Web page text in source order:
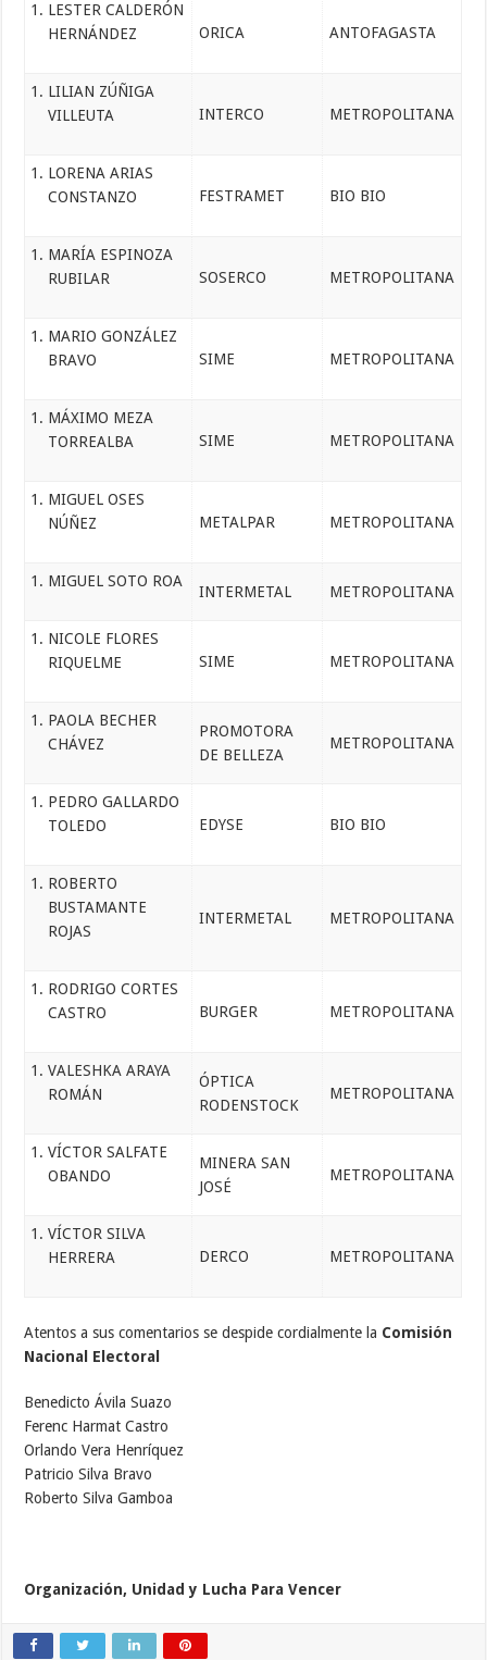
LESTER CALDERÓN
HERNÁNDEZ
ORICA ANTOFAGASTA
LILIAN ZÚÑIGA
VILLEUTA
INTERCO METROPOLITANA
LORENA ARIAS
CONSTANZO
FESTRAMET BIO BIO
MARÍA ESPINOZA
RUBILAR
SOSERCO METROPOLITANA
MARIO GONZÁLEZ
BRAVO
SIME METROPOLITANA
MÁXIMO MEZA
TORREALBA
SIME METROPOLITANA
MIGUEL OSES
NÚÑEZ
METALPAR METROPOLITANA
MIGUEL SOTO ROA
INTERMETAL METROPOLITANA
NICOLE FLORES
RIQUELME
SIME METROPOLITANA
PAOLA BECHER
CHÁVEZ
PROMOTORA
DE BELLEZA
METROPOLITANA
PEDRO GALLARDO
TOLEDO
EDYSE BIO BIO
ROBERTO
BUSTAMANTE
ROJAS
INTERMETAL METROPOLITANA
RODRIGO CORTES
CASTRO
BURGER METROPOLITANA
VALESHKA ARAYA
ROMÁN
ÓPTICA
RODENSTOCK
METROPOLITANA
VÍCTOR SALFATE
OBANDO
MINERA SAN
JOSÉ
METROPOLITANA
VÍCTOR SILVA
HERRERA
DERCO METROPOLITANA
Atentos a sus comentarios se despide cordialmente la Comisión
Nacional Electoral
Benedicto Ávila Suazo
Ferenc Harmat Castro
Orlando Vera Henríquez
Patricio Silva Bravo
Roberto Silva Gamboa
Organización, Unidad y Lucha Para Vencer